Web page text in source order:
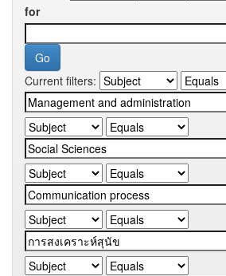
for
Current filters: